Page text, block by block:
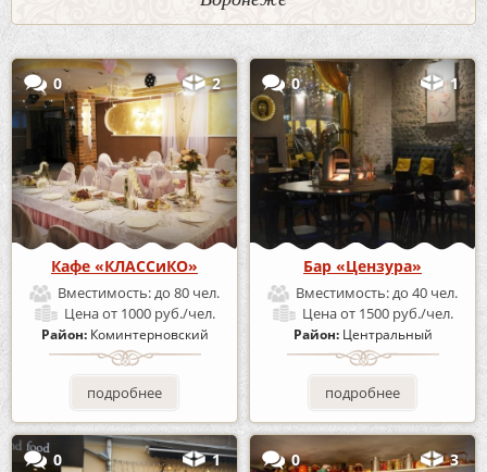
0 2
Кафе «КЛАССиКО»
Вместимость:до 80 чел.
Ценаот 1000 руб./чел.
Район: Коминтерновский
подробнее
0 1
Бар «Цензура»
Вместимость:до 40 чел.
Ценаот 1500 руб./чел.
Район: Центральный
подробнее
0 1 0 3